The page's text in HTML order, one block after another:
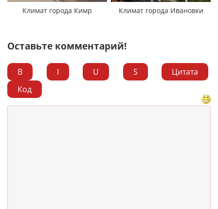
Климат города Кимр Климат города Ивановки
Оставьте комментарий!
B I U S
Цитата
Код